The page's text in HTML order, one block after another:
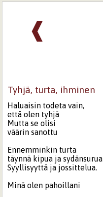
❰
Tyhjä, turta, ihminen
Haluaisin todeta vain,
että olen tyhjä
Mutta se olisi
väärin sanottu
Ennemminkin turta
täynnä kipua ja sydänsurua
Syyllisyyttä ja jossittelua.
Minä olen pahoillani